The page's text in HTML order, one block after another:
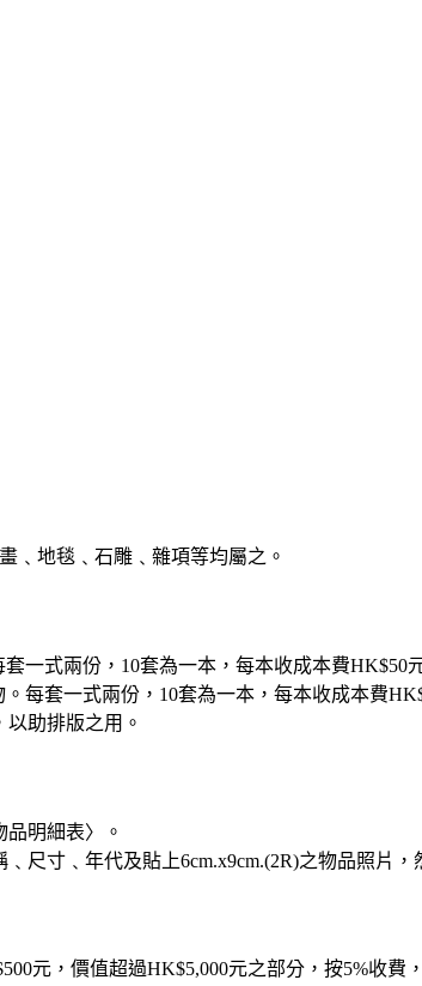
﹑地毯﹑石雕﹑雜項等均屬之。
一式兩份，10套為一本，每本收成本費HK$50
每套一式兩份，10套為一本，每本收成本費
助排版之用。
明細表〉。
尺寸﹑年代及貼上6cm.x9cm.(2R)之物品照片，
元，價值超過HK$5,000元之部分，按5%收費